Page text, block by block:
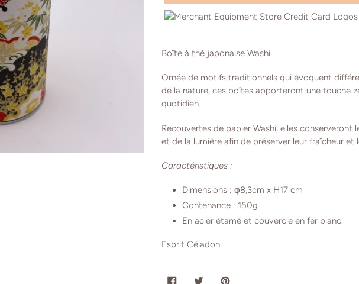
d'un
à
votre
panier
Boîte à thé japonaise Washi
Ornée de motifs traditionnels qui évoquent
de la nature, ces boîtes apporteront une touche
quotidien.
Recouvertes de papier Washi, elles conserveront
et de la lumière afin de préserver leur fraîcheur et
Caractéristiques :
Dimensions : φ8,3cm x H17 cm
Contenance : 150g
En acier étamé et couvercle en fer blanc.
Esprit Céladon
PARTAGERTWEETER